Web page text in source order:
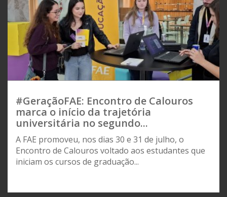
#GeraçãoFAE: Encontro de Calouros
marca o início da trajetória
universitária no segundo...
A FAE promoveu, nos dias 30 e 31 de julho, o
Encontro de Calouros voltado aos estudantes que
iniciam os cursos de graduação...